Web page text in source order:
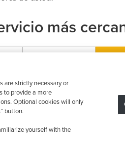
más
según los requisitos estatales; se
are strictly necessary or
to provide a more
Optional cookies will only
button.
yourself with the